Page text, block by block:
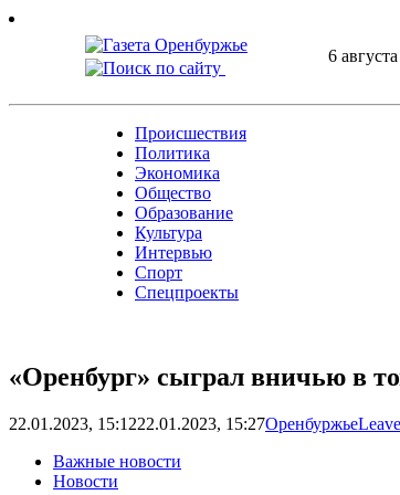
Skip
6
Происшествия
Политика
Экономика
Общество
Образование
Культура
Интервью
Спорт
Спецпроекты
«Оренбург» сыграл вничью в
22.01.2023, 15:1222.01.2023, 15:27Оренбуржье
Важные новости
Новости